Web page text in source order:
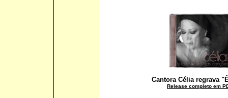
Cantora Célia regrava
Release completo em